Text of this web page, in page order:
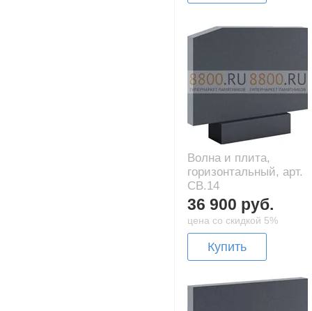
Волна и плита,
горизонтальный, арт.
CB.14
36 900 руб.
цена со скидкой 5%
Купить